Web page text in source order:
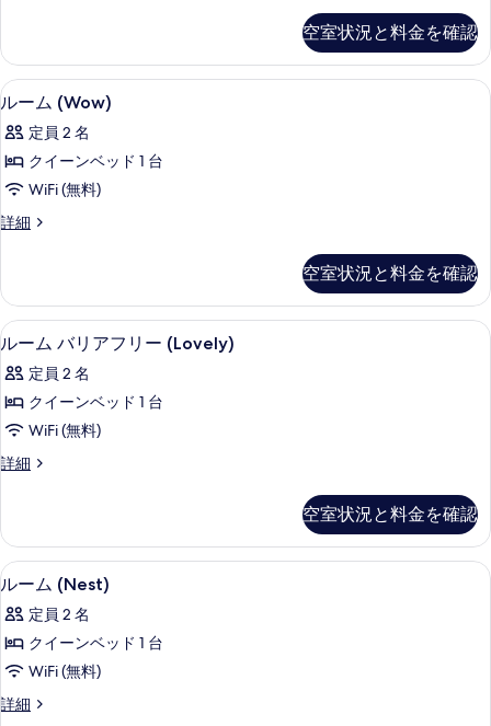
て
の
写
真
を
表
る
Choice)
の
詳
空室状況と料金を確認
ル
ー
ム
(Wow)
の
す
て
の
写
真
を
表
示
低刺激性寝具、セーフティボックス
8
ルーム (Wow)
定員 2 名
クイーンベッド 1 台
WiFi (無料)
詳細
ル
の
詳
細
空室状況と料金を確認
ル
ー
ム
バ
ア
リ
ー
(Lovely)
の
す
べ
て
ルーム バリアフリー (Lovely) | 低刺
4
ルーム バリアフリー (Lovely)
定員 2 名
クイーンベッド 1 台
WiFi (無料)
詳細
ル
リ
ア
フ
ー
(Lovely)
詳
細
空室状況と料金を確認
ル
ー
ム
(Nest)
の
す
ルーム (Nest) | 低刺激性寝具、セー
5
ルーム (Nest)
定員 2 名
クイーンベッド 1 台
WiFi (無料)
詳細
ル